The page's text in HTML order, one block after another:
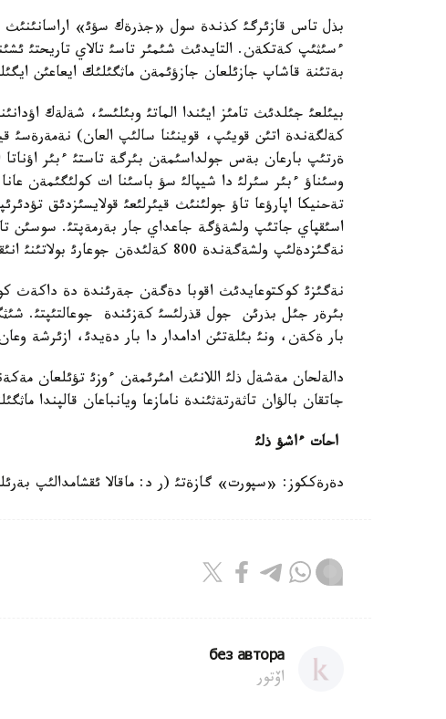
بذل تاس قازئرگئ كذندة سول «جذرةك سؤئ» اراسانئنئث
ءسئثئپ كةتكةن. التايدئث شئمئر تاسئ تالاي تاريحتئ
بةتئنة قاشاپ جازئلعان جازؤئمةن ماثگئلئك ايعاعئن
كةلگةندة اتئن قويئپ، قوينئنا سالئپ العان) نةمةرةسئ
ةرتئپ بارعان بةس جولداسئمةن بئرگة تاستئ ءبئر اؤناتا
وسئناؤ ءبئر سئرلئ دا شيپالئ سؤ باسئنا ات كولئگئمةن
تةحنيكا اپارؤعا تاؤ جولئنئث قيئرلئعئ قولايسئزدئق
اسئقپاي جاتئپ ولشةؤگة جاعداي جار بةرمةپتئ. سوسئن
نةگئزدةلئپ ولشةگةندة 800 كةلئدةن جوعارئ بولاتئنئ انئقتالدئ.
نةگئزئ كوكتوعايدئث اقوبا دةگةن جةرئندة دة داكةث
بئرةر جئل بذرئن جول قذرلئسئ كةزئندة جوعالتئپتئ.
بار ةكةن، ونئ بئلةتئن ادامدار دا بار دةيدئ، ازئرشة
جاتقان بالؤان تاثةرتةثئندة نامازعا ويانباعان قالپندا
احات ءاشؤ ذلئ
دةرةككوز: «سپورت» گازةتئ (ر د: ماقالا ئقشامدالئپ
без автора
اۆتور